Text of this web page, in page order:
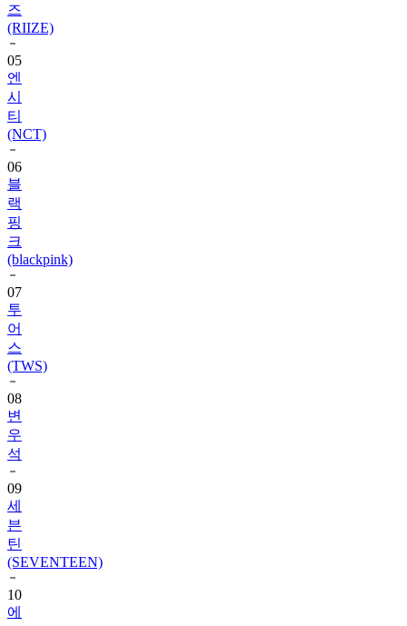
즈
(RIIZE)
05
엔
시
티
(NCT)
06
블
랙
핑
크
(blackpink)
07
투
어
스
(TWS)
08
변
우
석
09
세
븐
틴
(SEVENTEEN)
10
에